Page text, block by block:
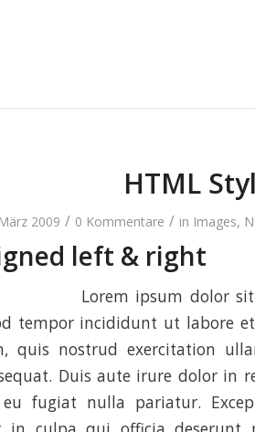
HTML
2009 / 0 Kommentare / in Images,
left & right
Lorem ipsum dolor
tempor incididunt ut labore
quis nostrud exercitation
Duis aute irure dolor in
fugiat nulla pariatur.